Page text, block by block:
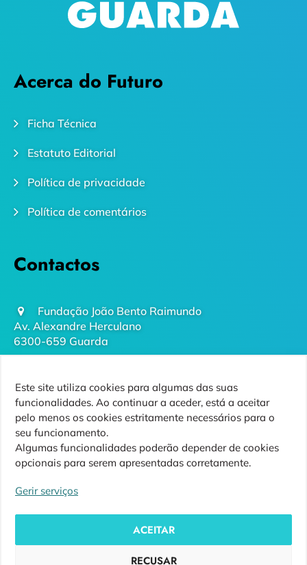
Este site utiliza cookies para algumas das suas
funcionalidades. Ao continuar a aceder, está a aceitar
pelo menos os cookies estritamente necessários para o
seu funcionamento.
Algumas funcionalidades poderão depender de cookies
opcionais para serem apresentadas corretamente.
Gerir serviços
ACEITAR
RECUSAR
Acerca do Futuro
Ficha Técnica
Estatuto Editorial
Política de privacidade
Política de comentários
Contactos
Fundação João Bento Raimundo
Av. Alexandre Herculano
6300-659 Guarda
271 220 410
(chamada para rede fixa nacional)
Siga-nos